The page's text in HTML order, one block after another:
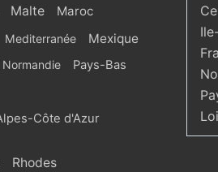
Malte Maroc
Mediterranée Mexique
Normandie Pays-Bas
Côte d'Azur
Rhodes